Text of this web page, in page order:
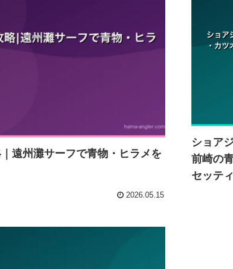
遠州灘サーフで青物・ヒラメを
2026.05.15
ショア
前崎の
セッテ